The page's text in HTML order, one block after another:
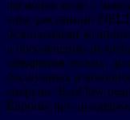
регионах мира с
электростанций
безопасными
в обеспечении
внедрения легких,
бесшумных и
энергии. EcoFlow
Европы при